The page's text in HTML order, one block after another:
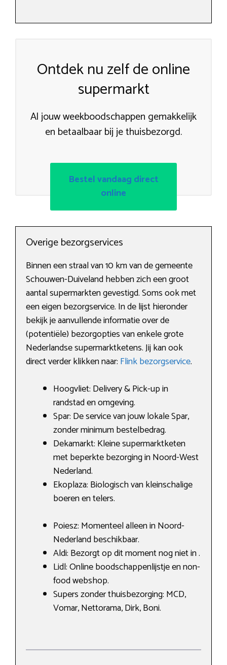
Ontdek nu zelf de online
supermarkt
Al jouw weekboodschappen gemakkelijk
en betaalbaar bij je thuisbezorgd.
Bestel vandaag direct
online
Overige bezorgservices
Binnen een straal van 10 km van de gemeente
Schouwen-Duiveland hebben zich een groot
aantal supermarkten gevestigd. Soms ook met
een eigen bezorgservice. In de lijst hieronder
bekijk je aanvullende informatie over de
(potentiële) bezorgopties van enkele grote
Nederlandse supermarktketens. Jij kan ook
direct verder klikken naar: Flink bezorgservice.
Hoogvliet: Delivery & Pick-up in
randstad en omgeving.
Spar: De service van jouw lokale Spar,
zonder minimum bestelbedrag.
Dekamarkt: Kleine supermarktketen
met beperkte bezorging in Noord-West
Nederland.
Ekoplaza: Biologisch van kleinschalige
boeren en telers.
Poiesz: Momenteel alleen in Noord-
Nederland beschikbaar.
Aldi: Bezorgt op dit moment nog niet in .
Lidl: Online boodschappenlijstje en non-
food webshop.
Supers zonder thuisbezorging: MCD,
Vomar, Nettorama, Dirk, Boni.